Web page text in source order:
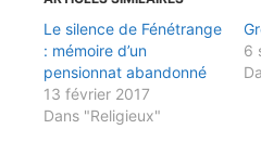
Le silence de Fénétrange
: mémoire d’un
pensionnat abandonné
13 février 2017
Dans "Religieux"
6